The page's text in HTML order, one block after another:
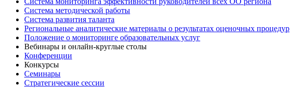
Система методической работы
Система развития таланта
Региональные аналитические материалы о результатах оценочных процедур
Положение о мониторинге образовательных услуг
Вебинары и онлайн-круглые столы
Конференции
Конкурсы
Семинары
Стратегические сессии